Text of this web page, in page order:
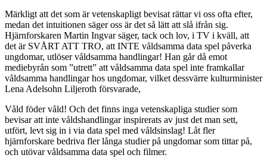
Märkligt att det som är vetenskapligt bevisat rättar vi oss ofta efter,
medan det intuitionen säger oss är det så lätt att slå ifrån sig.
Hjärnforskaren Martin Ingvar säger, tack och lov, i TV i kväll, att
det är SVÅRT ATT TRO, att INTE våldsamma data spel påverka
ungdomar, utlöser våldsamma handlingar! Han går då emot
mediebyrån som ”utrett” att våldsamma data spel inte framkallar
våldsamma handlingar hos ungdomar, vilket dessvärre kulturminister
Lena Adelsohn Liljeroth försvarade,
Våld föder våld! Och det finns inga vetenskapliga studier som
bevisar att inte våldshandlingar inspirerats av just det man sett,
utfört, levt sig in i via data spel med våldsinslag! Låt fler
hjärnforskare bedriva fler långa studier på ungdomar som tittar på,
och utövar våldsamma data spel och filmer.